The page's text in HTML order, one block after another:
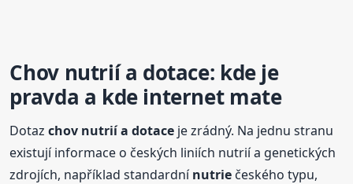
Chov nutrií a dotace: kde je
pravda a kde internet mate
Dotazchov nutrií a dotace je zrádný. Na jednu stranu
existují informace o českých liniích nutrií a genetických
zdrojích, například standardnínutrie českého typu,